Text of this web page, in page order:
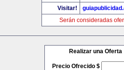
Visitar!
Serán consideradas
Realizar una Oferta
Precio Ofrecido $